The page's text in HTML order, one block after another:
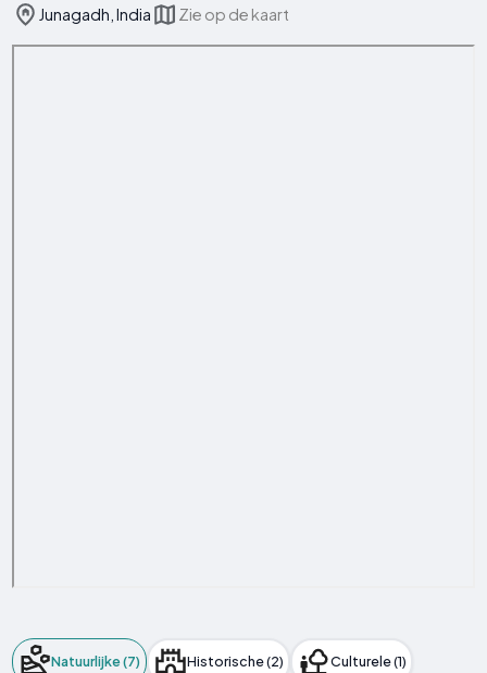
Junagadh, India Zie op de kaart
Natuurlijke (7) Historische (2) Culturele (1)